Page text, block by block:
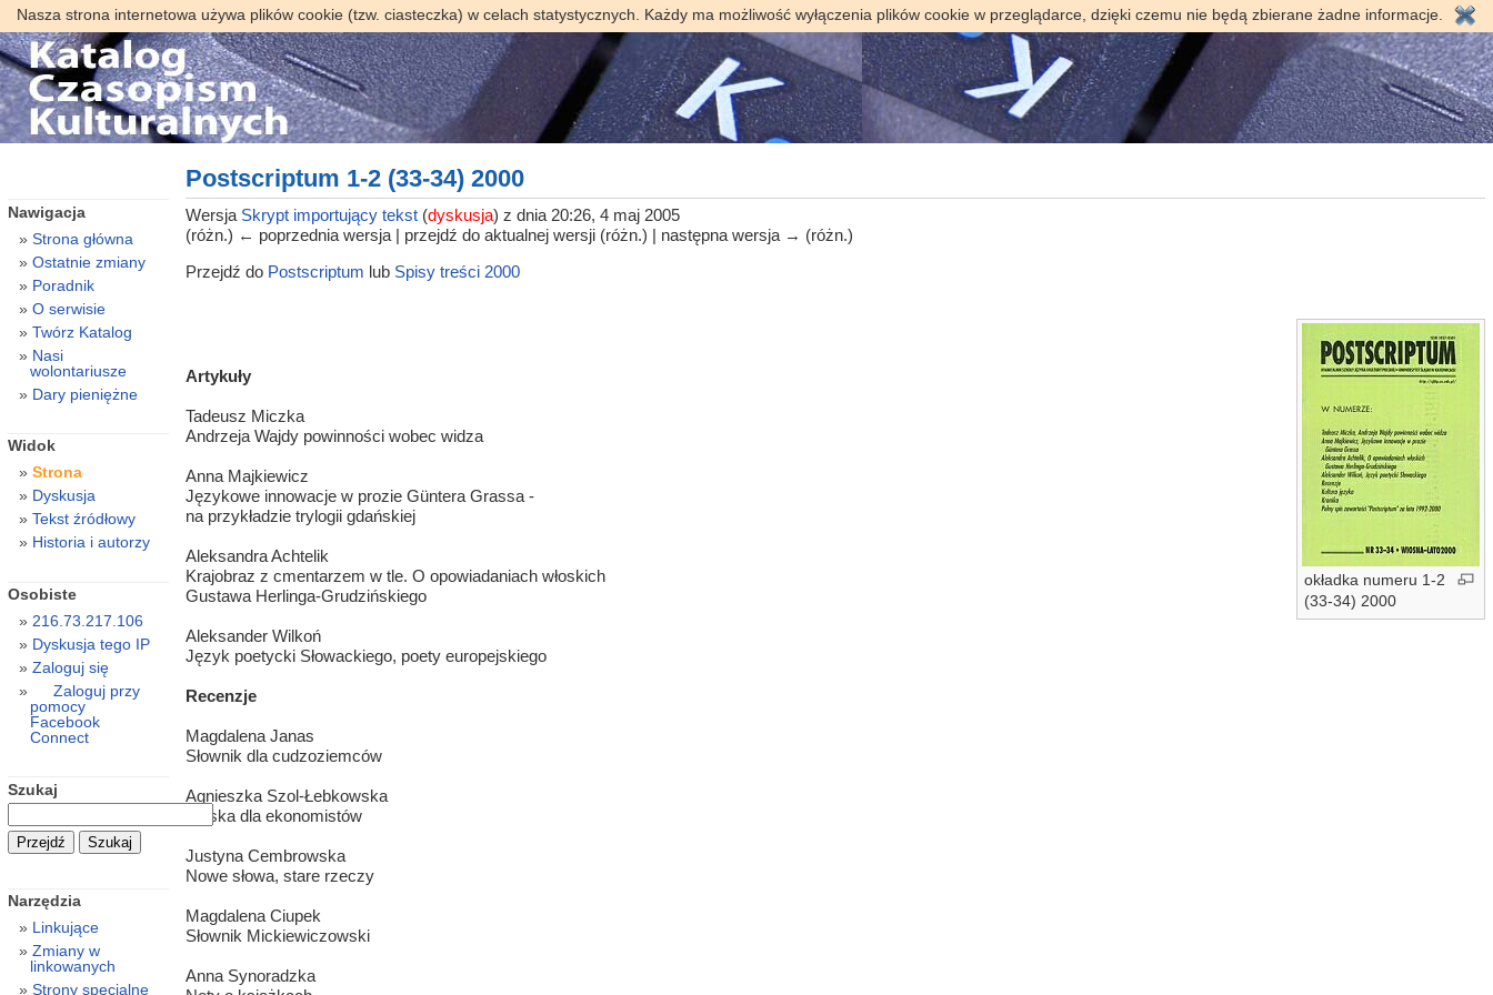
Nasza strona internetowa używa plików cookie (tzw. ciasteczka) w celach statystycznych. Każdy ma możliwość wyłączenia plików cookie w przeglądarce, dzięki czemu nie będą zbierane żadne informacje.
Postscriptum 1-2 (33-34) 2000
Wersja Skrypt importujący tekst (dyskusja) z dnia 20:26, 4 maj 2005
(różn.) ← poprzednia wersja | przejdź do aktualnej wersji (różn.) | następna wersja → (różn.)
Przejdź do Postscriptum lub Spisy treści 2000
okładka numeru 1-2
(33-34) 2000
Artykuły
Tadeusz Miczka
Andrzeja Wajdy powinności wobec widza
Anna Majkiewicz
Językowe innowacje w prozie Güntera Grassa -
na przykładzie trylogii gdańskiej
Aleksandra Achtelik
Krajobraz z cmentarzem w tle. O opowiadaniach włoskich
Gustawa Herlinga-Grudzińskiego
Aleksander Wilkoń
Język poetycki Słowackiego, poety europejskiego
Recenzje
Magdalena Janas
Słownik dla cudzoziemców
Agnieszka Szol-Łebkowska
Polska dla ekonomistów
Justyna Cembrowska
Nowe słowa, stare rzeczy
Magdalena Ciupek
Słownik Mickiewiczowski
Anna Synoradzka
Nawigacja
Strona główna
Ostatnie zmiany
Poradnik
O serwisie
Twórz Katalog
Nasi
wolontariusze
Dary pieniężne
Widok
Strona
Dyskusja
Tekst źródłowy
Historia i autorzy
Osobiste
216.73.217.106
Dyskusja tego IP
Zaloguj się
Zaloguj przy
pomocy
Facebook
Connect
Szukaj
Narzędzia
Linkujące
Zmiany w
linkowanych
Strony specjalne